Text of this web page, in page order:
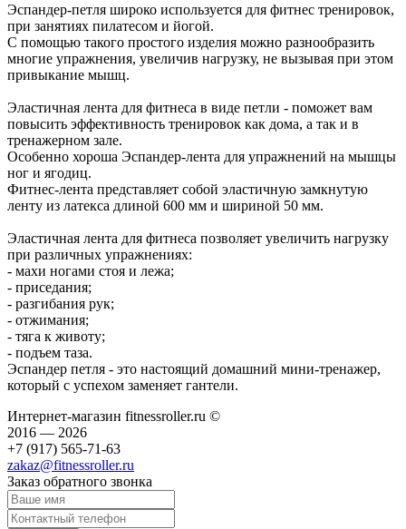
Эспандер-петля широко используется для фитнес тренировок,
при занятиях пилатесом и йогой.
С помощью такого простого изделия можно разнообразить
многие упражнения, увеличив нагрузку, не вызывая при этом
привыкание мышц.
Эластичная лента для фитнеса в виде петли - поможет вам
повысить эффективность тренировок как дома, а так и в
тренажерном зале.
Особенно хороша Эспандер-лента для упражнений на мышцы
ног и ягодиц.
Фитнес-лента представляет собой эластичную замкнутую
ленту из латекса длиной 600 мм и шириной 50 мм.
Эластичная лента для фитнеса позволяет увеличить нагрузку
при различных упражнениях:
- махи ногами стоя и лежа;
- приседания;
- разгибания рук;
- отжимания;
- тяга к животу;
- подъем таза.
Эспандер петля - это настоящий домашний мини-тренажер,
который с успехом заменяет гантели.
Интернет-магазин fitnessroller.ru ©
2016 — 2026
+7 (917) 565-71-63
zakaz@fitnessroller.ru
Заказ обратного звонка